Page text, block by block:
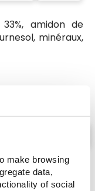
make browsing
data,
of social
amidon de
minéraux,